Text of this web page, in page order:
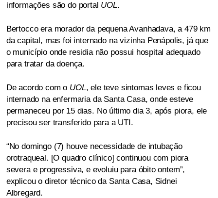
informações são do portal UOL.
Bertocco era morador da pequena Avanhadava, a 479 km
da capital, mas foi internado na vizinha Penápolis, já que
o município onde residia não possui hospital adequado
para tratar da doença.
De acordo com o UOL, ele teve sintomas leves e ficou
internado na enfermaria da Santa Casa, onde esteve
permaneceu por 15 dias. No último dia 3, após piora, ele
precisou ser transferido para a UTI.
“No domingo (7) houve necessidade de intubação
orotraqueal. [O quadro clínico] continuou com piora
severa e progressiva, e evoluiu para óbito ontem”,
explicou o diretor técnico da Santa Casa, Sidnei
Albregard.